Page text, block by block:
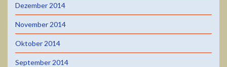
Dezember 2014
November 2014
Oktober 2014
September 2014